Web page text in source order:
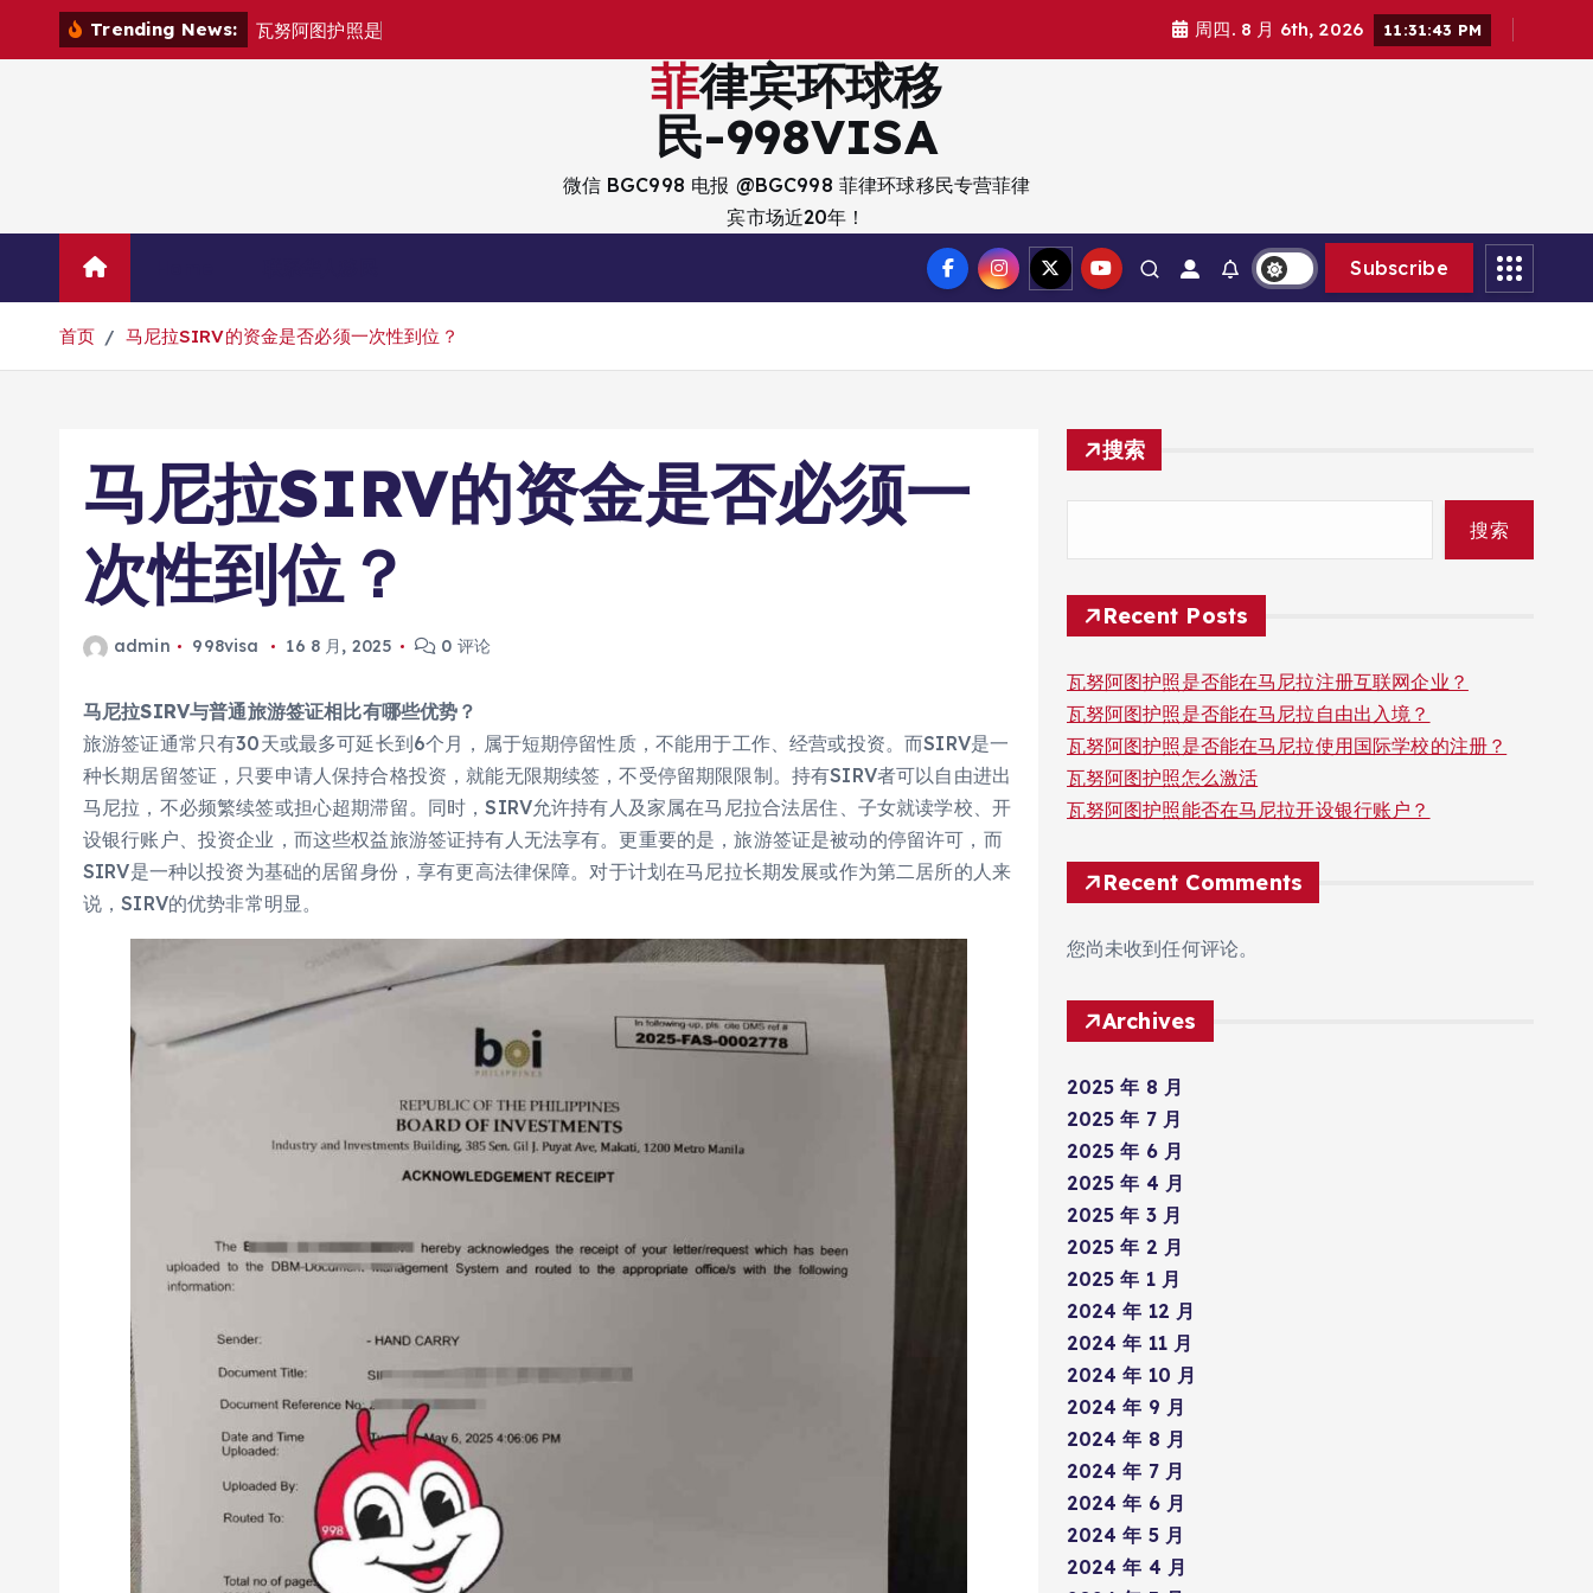
Trending News: 瓦努阿图护照是 周四. 8 月 6th, 2026 11:31:44 PM
菲律宾环球移
民-998VISA
微信 BGC998 电报 @BGC998 菲律环球移民专营菲律
宾市场近20年！
Subscribe
首页 马尼拉SIRV的资金是否必须一次性到位？
马尼拉SIRV的资金是否必须一
次性到位？
admin 998visa 16 8 月, 2025 0 评论
马尼拉SIRV与普通旅游签证相比有哪些优势？
旅游签证通常只有30天或最多可延长到6个月，属于短期停留性质，不能用于工作、经营或投资。而SIRV是一
种长期居留签证，只要申请人保持合格投资，就能无限期续签，不受停留期限限制。持有SIRV者可以自由进出
马尼拉，不必频繁续签或担心超期滞留。同时，SIRV允许持有人及家属在马尼拉合法居住、子女就读学校、开
设银行账户、投资企业，而这些权益旅游签证持有人无法享有。更重要的是，旅游签证是被动的停留许可，而
SIRV是一种以投资为基础的居留身份，享有更高法律保障。对于计划在马尼拉长期发展或作为第二居所的人来
说，SIRV的优势非常明显。
搜索
搜索
Recent Posts
瓦努阿图护照是否能在马尼拉注册互联网企业？
瓦努阿图护照是否能在马尼拉自由出入境？
瓦努阿图护照是否能在马尼拉使用国际学校的注册？
瓦努阿图护照怎么激活
瓦努阿图护照能否在马尼拉开设银行账户？
Recent Comments
您尚未收到任何评论。
Archives
2025 年 8 月
2025 年 7 月
2025 年 6 月
2025 年 4 月
2025 年 3 月
2025 年 2 月
2025 年 1 月
2024 年 12 月
2024 年 11 月
2024 年 10 月
2024 年 9 月
2024 年 8 月
2024 年 7 月
2024 年 6 月
2024 年 5 月
2024 年 4 月